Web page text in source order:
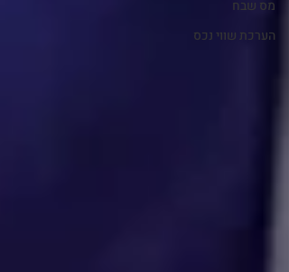
מס שבח
הערכת שווי נכס